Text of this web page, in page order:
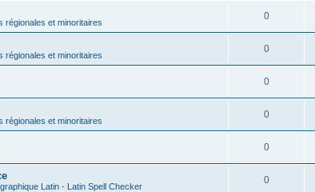
régionales et minoritaires
0
régionales et minoritaires
0
0
régionales et minoritaires
0
0
Latin - Latin Spell Checker
0